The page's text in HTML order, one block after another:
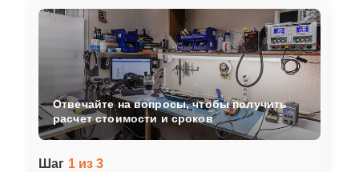
Шаг 1 из 3
Отвечайте на вопросы, чтобы получить
расчет стоимости и сроков